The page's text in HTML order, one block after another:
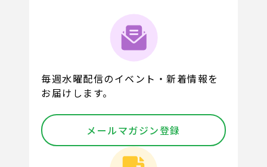
毎週水曜配信のイベント・新着情報を
お届けします。
メールマガジン登録